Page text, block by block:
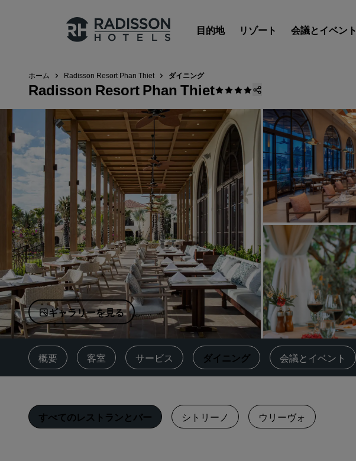
目的地 リゾート 会議とイベント
Radisson Hotels のブランド
Radisson Hotels ブランド
中国の関連ブランド
ホーム Radisson Resort Phan Thiet ダイニング
Radisson Resort Phan Thiet
ギャラリーを見る
概要 客室 サービス ダイニング ‌会議とイベント
すべてのレストランとバー シトリーノ ウリーヴォ